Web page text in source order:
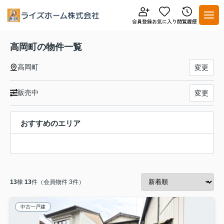
高岡町の物件一覧
高岡町 変更
販売中 変更
おすすめのエリア
13棟 13件（会員物件 3件）
中古一戸建